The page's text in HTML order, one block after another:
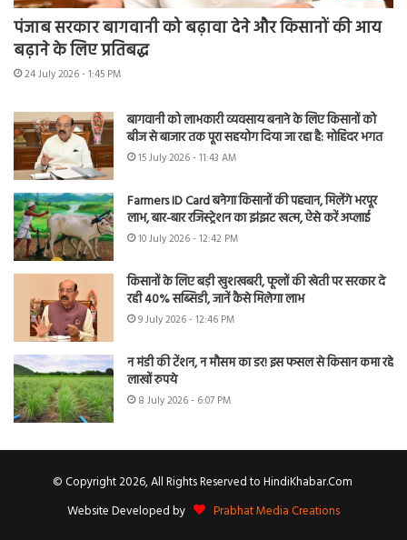
पंजाब सरकार बागवानी को बढ़ावा देने और किसानों की आय
बढ़ाने के लिए प्रतिबद्ध
24 July 2026 - 1:45 PM
बागवानी को लाभकारी व्यवसाय बनाने के लिए किसानों को
बीज से बाजार तक पूरा सहयोग दिया जा रहा है: मोहिंदर भगत
15 July 2026 - 11:43 AM
Farmers ID Card बनेगा किसानों की पहचान, मिलेंगे भरपूर
लाभ, बार-बार रजिस्ट्रेशन का झंझट खत्म, ऐसे करें अप्लाई
10 July 2026 - 12:42 PM
किसानों के लिए बड़ी खुशखबरी, फूलों की खेती पर सरकार दे
रही 40% सब्सिडी, जानें कैसे मिलेगा लाभ
9 July 2026 - 12:46 PM
न मंडी की टेंशन, न मौसम का डर! इस फसल से किसान कमा रहे
लाखों रुपये
8 July 2026 - 6:07 PM
© Copyright 2026, All Rights Reserved to HindiKhabar.Com
Website Developed by
Prabhat Media Creations